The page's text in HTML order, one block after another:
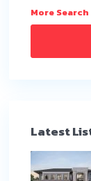
More
Latest